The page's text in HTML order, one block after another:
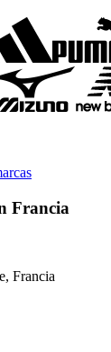
Francia
Francia